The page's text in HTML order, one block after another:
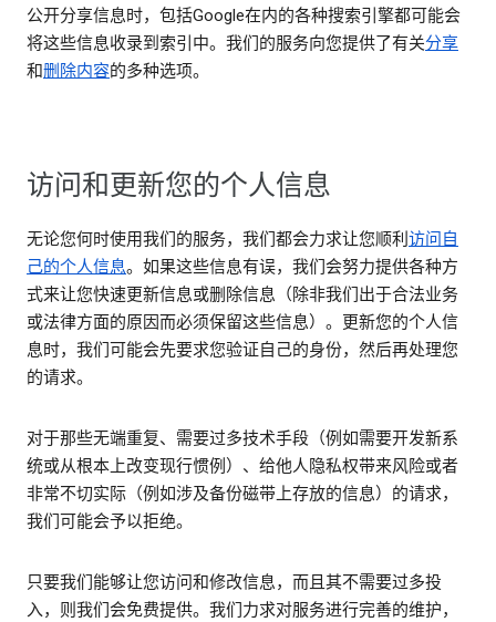
公开分享信息时，包括Google在内的各种搜索引擎都可能会
将这些信息收录到索引中。我们的服务向您提供了有关分享
和删除内容的多种选项。
访问和更新您的个人信息
无论您何时使用我们的服务，我们都会力求让您顺利 访问自
己的个人信息。如果这些信息有误，我们会努力提供各种方
式来让您快速更新信息或删除信息（除非我们出于合法业务
或法律方面的原因而必须保留这些信息）。更新您的个人信
息时，我们可能会先要求您验证自己的身份，然后再处理您
的请求。
对于那些无端重复、需要过多技术手段（例如需要开发新系
统或从根本上改变现行惯例）、给他人隐私权带来风险或者
非常不切实际（例如涉及备份磁带上存放的信息）的请求，
我们可能会予以拒绝。
只要我们能够让您访问和修改信息，而且其不需要过多投
入，则我们会免费提供。我们力求对服务进行完善的维护，